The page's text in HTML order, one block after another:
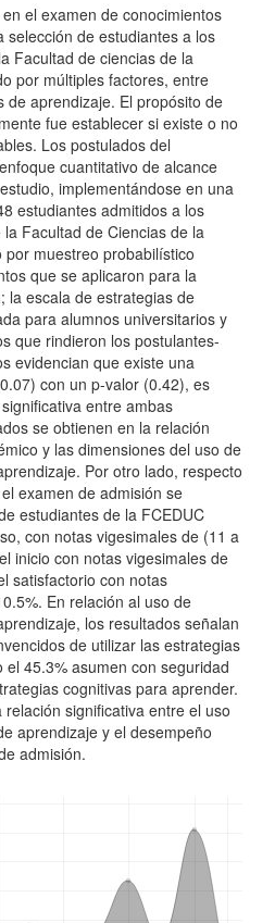
el examen de conocimientos
selección de estudiantes a los
Facultad de ciencias de la
por múltiples factores, entre
de aprendizaje. El propósito de
fue establecer si existe o no
Los postulados del
cuantitativo de alcance
implementándose en una
estudiantes admitidos a los
Facultad de Ciencias de la
muestreo probabilístico
que se aplicaron para la
la escala de estrategias de
para alumnos universitarios y
que rindieron los postulantes-
evidencian que existe una
con un p-valor (0.42), es
entre ambas
se obtienen en la relación
y las dimensiones del uso de
Por otro lado, respecto
examen de admisión se
estudiantes de la FCEDUC
con notas vigesimales de (11 a
inicio con notas vigesimales de
satisfactorio con notas
En relación al uso de
los resultados señalan
de utilizar las estrategias
45.3% asumen con seguridad
cognitivas para aprender.
significativa entre el uso
aprendizaje y el desempeño
admisión.